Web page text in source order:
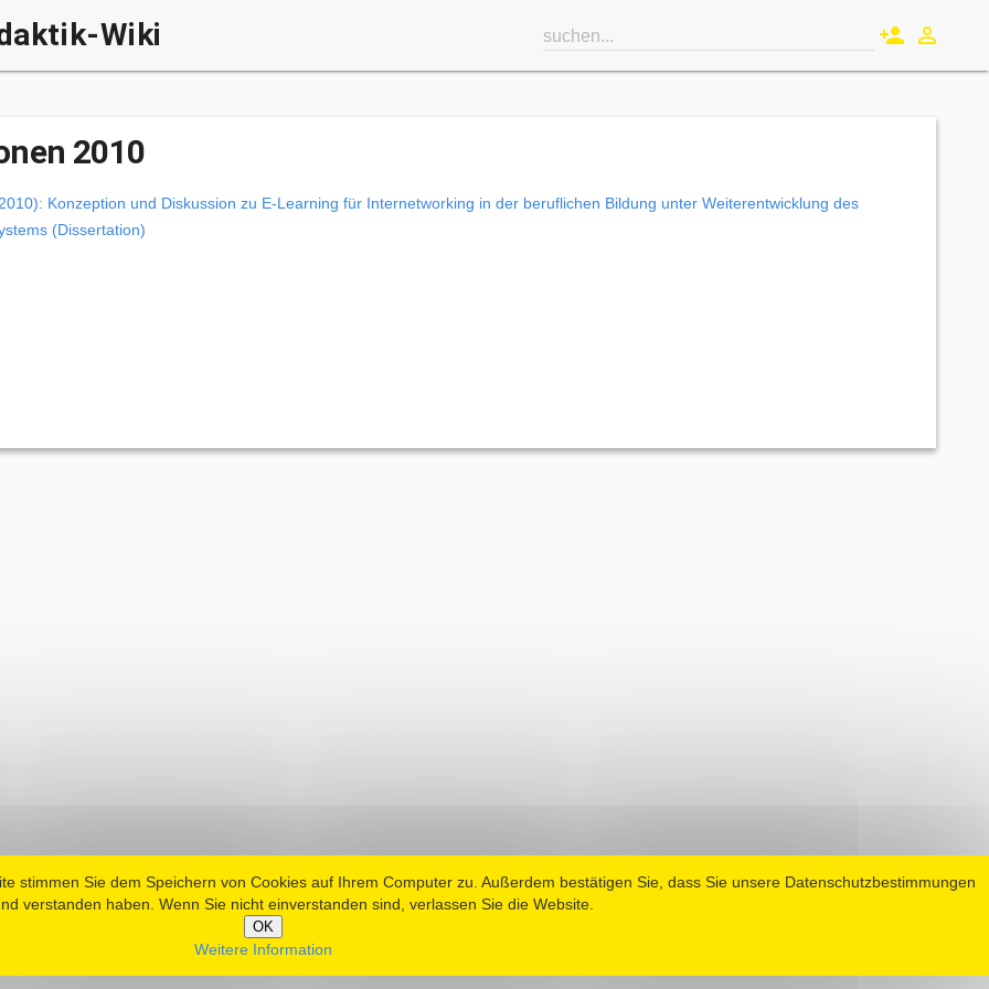
Wiki suchen... person_add perm_identity
2010
Konzeption und Diskussion zu E-Learning für Internetworking in der beruflichen Bildung unter Weiterentwicklung des
(Dissertation)
stimmen Sie dem Speichern von Cookies auf Ihrem Computer zu. Außerdem bestätigen Sie, dass Sie unsere Datenschutzbestimmungen
verstanden haben. Wenn Sie nicht einverstanden sind, verlassen Sie die Website.
OK
Weitere Information